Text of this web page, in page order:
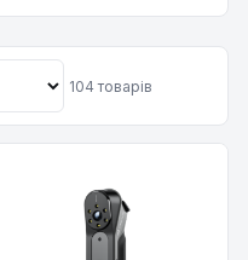
104 товарів